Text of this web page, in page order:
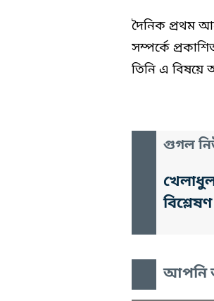
দৈনিক প্রথম
সম্পর্কে
তিনি এ বিষয়ে
গুগল
আপনি